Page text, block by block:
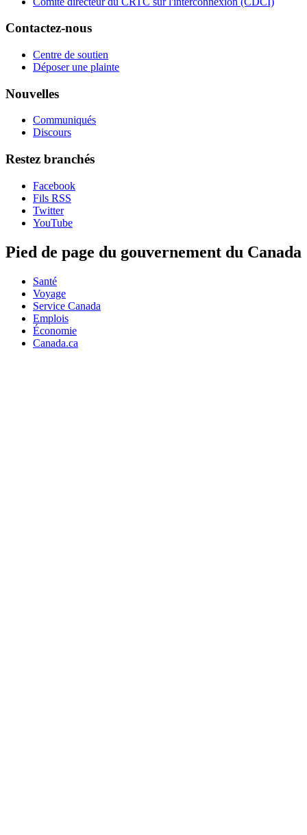
Contactez-nous
Centre de soutien
Déposer une plainte
Nouvelles
Communiqués
Discours
Restez branchés
Facebook
Fils RSS
Twitter
YouTube
Pied de page du gouvernement du Canada
Santé
Voyage
Service Canada
Emplois
Économie
Canada.ca